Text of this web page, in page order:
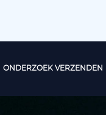
ONDERZOEK VERZENDEN